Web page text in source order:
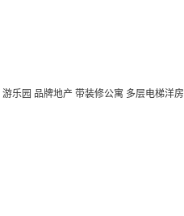
游乐园 品牌地产 带装修公寓 多层电梯洋房